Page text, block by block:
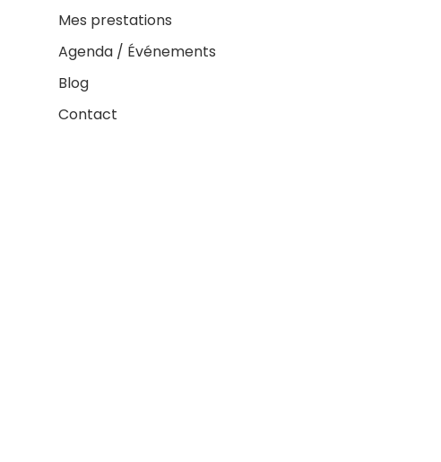
Mes prestations
Agenda / Événements
Blog
Contact